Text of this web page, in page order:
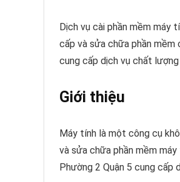
Dịch vụ cài phần mềm máy
cấp và sửa chữa phần mềm
cung cấp dịch vụ chất
Giới thiệu
Máy tính là một công cụ
và sửa chữa phần mềm
Phường 2 Quận 5 cung cấp